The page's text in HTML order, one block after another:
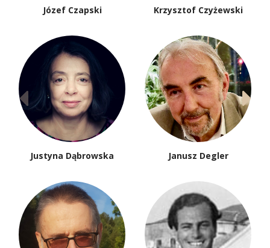
Józef Czapski Krzysztof Czyżewski
Justyna Dąbrowska Janusz Degler